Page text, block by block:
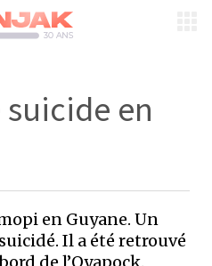
suicide en
en Guyane. Un
Il a été retrouvé